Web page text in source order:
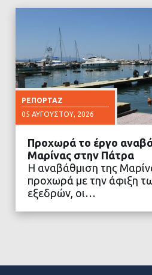
ΡΕΠΟΡΤΆΖ
05 ΑΥΓΟΎΣΤΟΥ, 2026
ΔΙΑΒΑΣΤΕ
Προχωρά το έργο
Μαρίνας στην Πάτρα
Η αναβάθμιση της
προχωρά με την άφιξη
εξεδρών, οι…